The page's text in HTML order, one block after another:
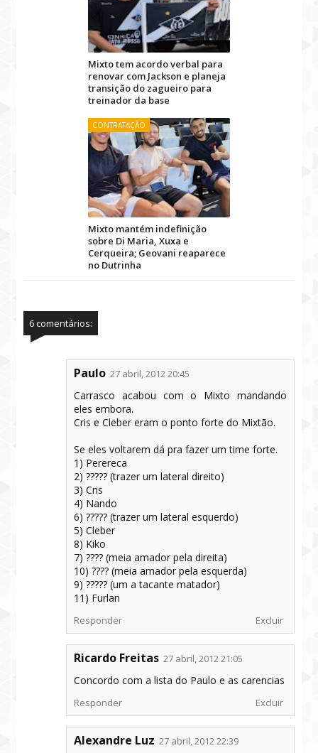
Mixto tem acordo verbal para
renovar com Jackson e planeja
transição do zagueiro para
treinador da base
CONTRATAÇÃO
Mixto mantém indefinição
sobre Di Maria, Xuxa e
Cerqueira; Geovani reaparece
no Dutrinha
6 comentários:
Paulo 27 abril, 2012 20:45
Carrasco acabou com o Mixto mandando
eles embora.
Cris e Cleber eram o ponto forte do Mixtão.
Se eles voltarem dá pra fazer um time forte.
1) Perereca
2) ????? (trazer um lateral direito)
3) Cris
4) Nando
6) ????? (trazer um lateral esquerdo)
5) Cleber
8) Kiko
7) ???? (meia amador pela direita)
10) ???? (meia amador pela esquerda)
9) ????? (um a tacante matador)
11) Furlan
Responder Excluir
Ricardo Freitas 27 abril, 2012 21:05
Concordo com a lista do Paulo e as carencias
Responder Excluir
Alexandre Luz 27 abril, 2012 22:39